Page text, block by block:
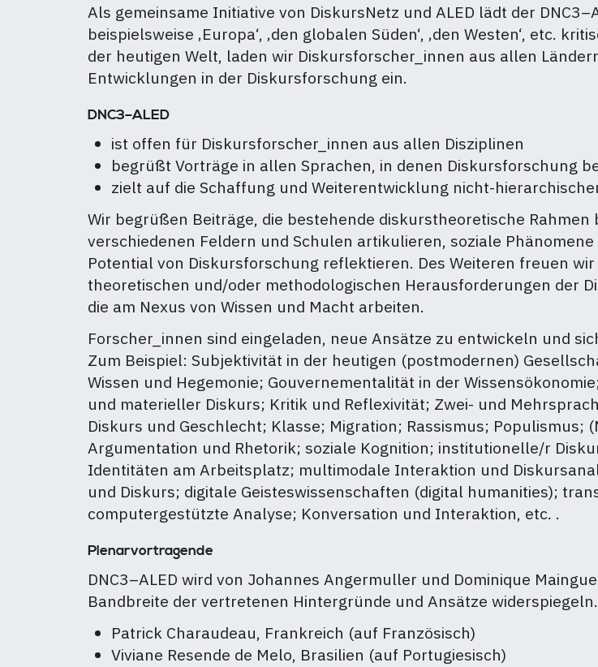
Als gemeinsame Initiative von DiskursNetz und ALED lädt der
beispielsweise ‚Europa‘, ‚den globalen Süden‘, ‚den Westen‘, etc.
der heutigen Welt, laden wir Diskursforscher_innen aus allen
Entwicklungen in der Diskursforschung ein.
DNC3–ALED
ist offen für Diskursforscher_innen aus allen Disziplinen
begrüßt Vorträge in allen Sprachen, in denen Diskursforschung
zielt auf die Schaffung und Weiterentwicklung nicht-
Wir begrüßen Beiträge, die bestehende diskurstheoretische
verschiedenen Feldern und Schulen artikulieren, soziale
Potential von Diskursforschung reflektieren. Des Weiteren freuen
theoretischen und/oder methodologischen Herausforderungen der
die am Nexus von Wissen und Macht arbeiten.
Forscher_innen sind eingeladen, neue Ansätze zu entwickeln und
Zum Beispiel: Subjektivität in der heutigen (postmodernen)
Wissen und Hegemonie; Gouvernementalität in der
und materieller Diskurs; Kritik und Reflexivität; Zwei- und
Diskurs und Geschlecht; Klasse; Migration; Rassismus; Populismus;
Argumentation und Rhetorik; soziale Kognition; institutionelle/r
Identitäten am Arbeitsplatz; multimodale Interaktion und
und Diskurs; digitale Geisteswissenschaften (digital humanities);
computergestützte Analyse; Konversation und Interaktion, etc. .
Plenarvortragende
DNC3–ALED wird von Johannes Angermuller und Dominique
Bandbreite der vertretenen Hintergründe und Ansätze
Patrick Charaudeau, Frankreich (auf Französisch)
Viviane Resende de Melo, Brasilien (auf Portugiesisch)